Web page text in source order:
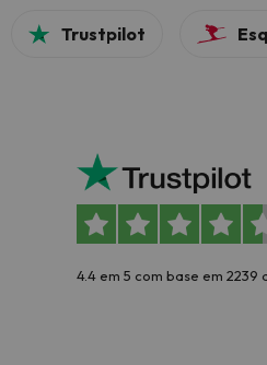
Trustpilot
4.4 em 5 com base em 2239